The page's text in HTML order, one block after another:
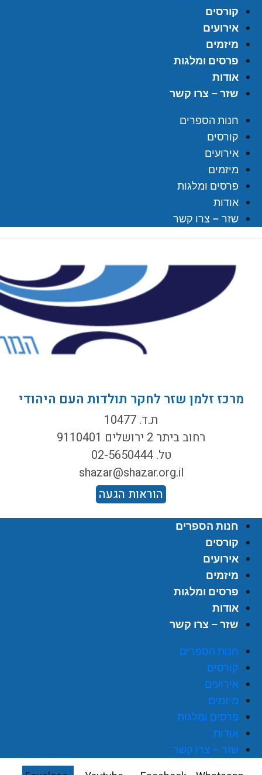
קורסים
אירועים
מיזמים
פרסים ומלגות
אודות
שזר – צרו קשר
חנות הספרים
קורסים
אירועים
מיזמים
פרסים ומלגות
אודות
שזר – צרו קשר
מרכז זלמן שזר לחקר תולדות העם היהודי
ת.ד. 10477
רחוב ביתר 2 ירושלים 9110401
טל. 02-5650444
shazar@shazar.org.il
הוראות הגעה
חנות הספרים
קורסים
אירועים
מיזמים
פרסים ומלגות
אודות
שזר – צרו קשר
חנות הספרים
קורסים
אירועים
מיזמים
פרסים ומלגות
אודות
שזר – צרו קשר